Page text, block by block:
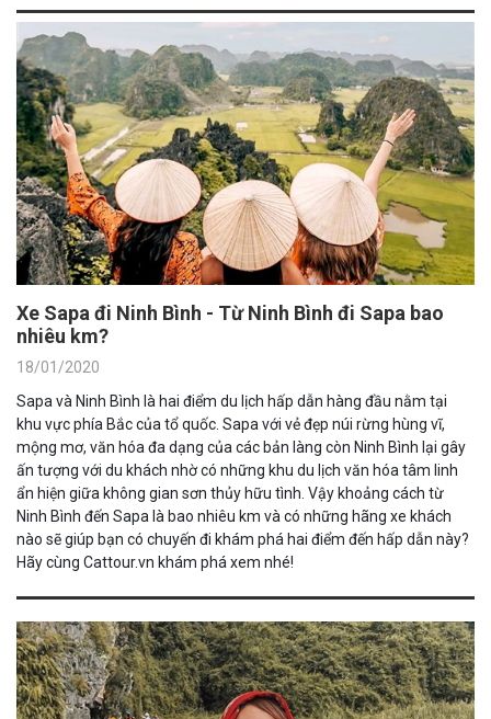
Xe Sapa đi Ninh Bình - Từ Ninh Bình đi Sapa bao
nhiêu km?
18/01/2020
Sapa và Ninh Bình là hai điểm du lịch hấp dẫn hàng đầu nằm tại
khu vực phía Bắc của tổ quốc. Sapa với vẻ đẹp núi rừng hùng vĩ,
mộng mơ, văn hóa đa dạng của các bản làng còn Ninh Bình lại gây
ấn tượng với du khách nhờ có những khu du lịch văn hóa tâm linh
ẩn hiện giữa không gian sơn thủy hữu tình. Vậy khoảng cách từ
Ninh Bình đến Sapa là bao nhiêu km và có những hãng xe khách
nào sẽ giúp bạn có chuyến đi khám phá hai điểm đến hấp dẫn này?
Hãy cùng Cattour.vn khám phá xem nhé!